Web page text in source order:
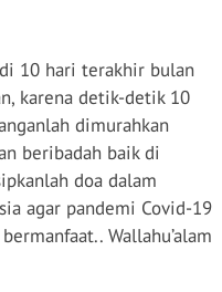
10 hari terakhir bulan
karena detik-detik 10
dimurahkan
beribadah baik di
doa dalam
agar pandemi Covid-19
Wallahu’alam